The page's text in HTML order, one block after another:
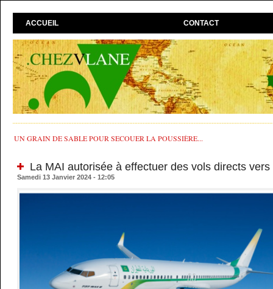
ACCUEIL CONTACT
UN GRAIN DE SABLE POUR SECOUER LA POUSSIÈRE...
La MAI autorisée à effectuer des vols directs vers
Samedi 13 Janvier 2024 - 12:05